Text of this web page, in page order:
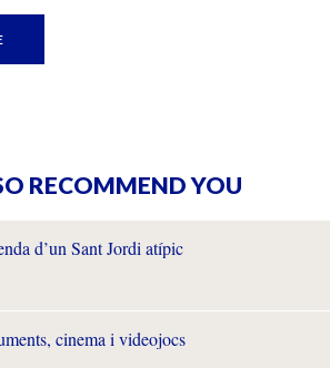
RECOMMEND YOU
d’un Sant Jordi atípic
cinema i videojocs